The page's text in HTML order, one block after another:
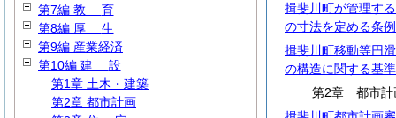
揖斐川町が管理す
の寸法を定める条例
揖斐川町移動等円
の構造に関する基
第2章 都市計
第7編 教 育
第8編 厚 生
第9編 産業経済
第10編 建 設
第1章 土木・建築
第2章 都市計画